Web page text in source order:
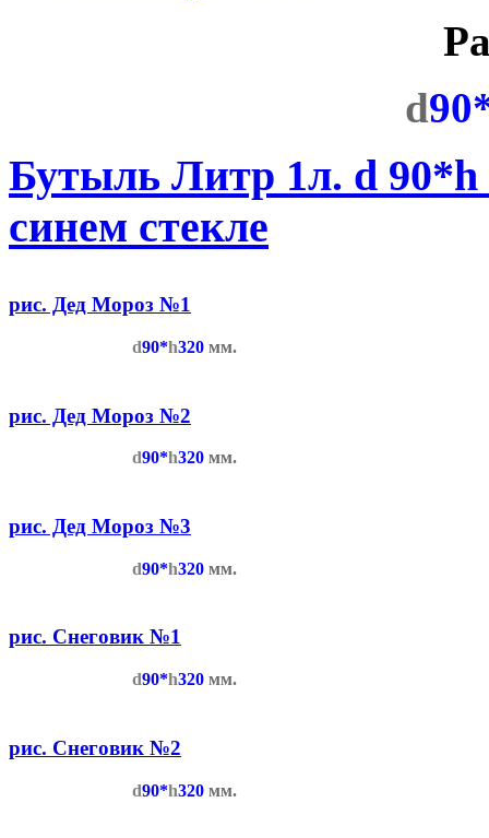
d
Бутыль Литр 1л. d 90*h
синем стекле
рис. Дед Мороз №1
d90*h320 мм.
рис. Дед Мороз №2
d90*h320 мм.
рис. Дед Мороз №3
d90*h320 мм.
рис. Снеговик №1
d90*h320 мм.
рис. Снеговик №2
d90*h320 мм.